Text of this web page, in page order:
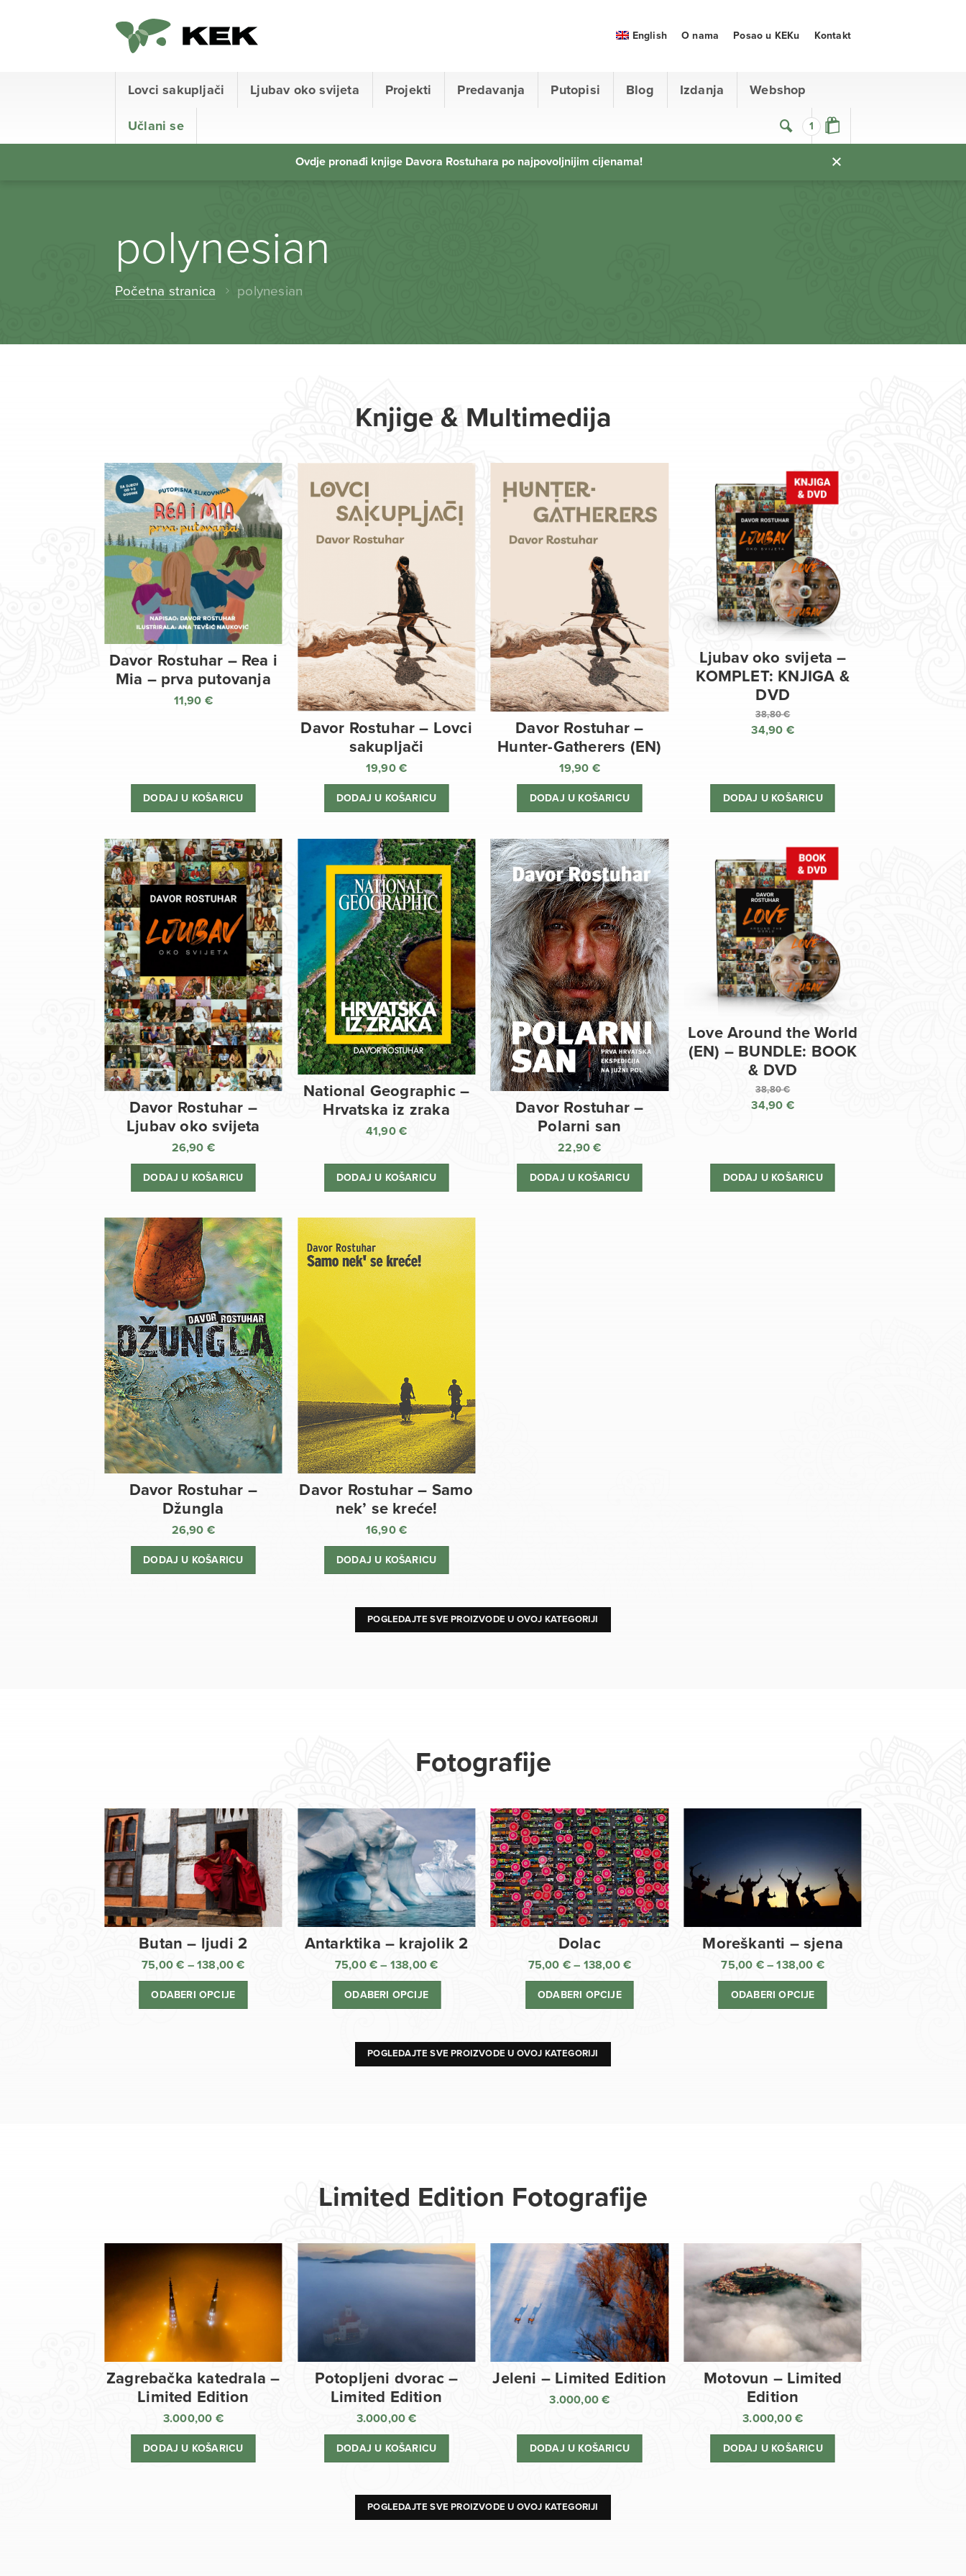
1
Lovci sakupljači Ljubav oko svijeta Projekti Predavanja Putopisi Blog Izdanja Webshop
Učlani se
English O nama Posao u KEKu Kontakt
Ovdje pronađi knjige Davora Rostuhara po najpovoljnijim cijenama!
polynesian
Početna stranica polynesian
Knjige & Multimedija
Davor Rostuhar – Rea i
Mia – prva putovanja
11,90 €
DODAJ U KOŠARICU
Davor Rostuhar – Lovci
sakupljači
19,90€
DODAJ U KOŠARICU
Davor Rostuhar –
Hunter-Gatherers (EN)
19,90 €
DODAJ U KOŠARICU
Ljubav oko svijeta –
KOMPLET: KNJIGA &
DVD
38,80€
Izvorna
je:
38,80 €.
34,90 €
je:
34,90 €.
DODAJ U KOŠARICU
Davor Rostuhar –
Ljubav oko svijeta
26,90 €
DODAJ U KOŠARICU
National Geographic –
Hrvatska iz zraka
41,90€
DODAJ U KOŠARICU
Davor Rostuhar –
Polarni san
22,90€
DODAJ U KOŠARICU
Love Around the World
(EN) – BUNDLE: BOOK
& DVD
38,80€
Izvorna
je:
38,80 €.
34,90 €
je:
34,90 €.
DODAJ U KOŠARICU
Davor Rostuhar –
Džungla
26,90 €
DODAJ U KOŠARICU
Davor Rostuhar – Samo
nek’ se kreće!
16,90€
DODAJ U KOŠARICU
POGLEDAJTE SVE PROIZVODE U OVOJ KATEGORIJI
Fotografije
Butan – ljudi 2
75,00€ – 138,00€
ODABERI OPCIJE
Antarktika – krajolik 2
75,00 € – 138,00€
138,00 €
ODABERI OPCIJE
Dolac
75,00 € – 138,00 €
cijena:
ODABERI OPCIJE
Moreškanti – sjena
75,00 € – 138,00 €Raspon
cijena:
ODABERI OPCIJE
POGLEDAJTE SVE PROIZVODE U OVOJ KATEGORIJI
Limited Edition Fotografije
Zagrebačka katedrala –
Limited Edition
3.000,00 €
DODAJ U KOŠARICU
Potopljeni dvorac –
Limited Edition
3.000,00€
DODAJ U KOŠARICU
Jeleni – Limited Edition
3.000,00€
DODAJ U KOŠARICU
Motovun – Limited
Edition
3.000,00 €
DODAJ U KOŠARICU
POGLEDAJTE SVE PROIZVODE U OVOJ KATEGORIJI